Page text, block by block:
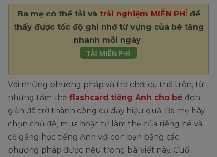
Ba mẹ có thể tải và trải nghiệm MIỄN PHÍ để
thấy được tốc độ ghi nhớ từ vựng của bé tăng
nhanh mỗi ngày
Với những phương pháp và trò chơi cụ thể trên, từ
những tấm thẻ flashcard tiếng Anh cho bé đơn
giản đã trở thành công cụ dạy hiệu quả. Ba mẹ hãy
chọn chủ đề, mua hoặc tự làm thẻ của riêng bé và
cố gắng học tiếng Anh với con bạn bằng các
phương pháp được nêu trong bài viết này. Cuối